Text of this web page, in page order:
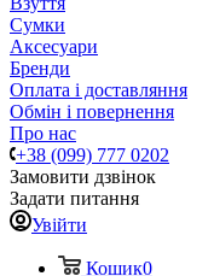
Сумки
Аксесуари
Бренди
Оплата і доставляння
Обмін і повернення
Про нас
+38 (099) 777 0202
Замовити дзвінок
Задати питання
Увійти
Кошик0